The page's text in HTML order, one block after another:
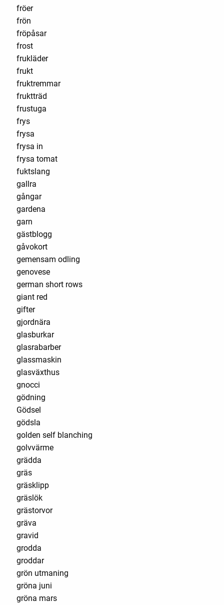
fröer
frön
fröpåsar
frost
frukläder
frukt
fruktremmar
fruktträd
frustuga
frys
frysa
frysa in
frysa tomat
fuktslang
gallra
gångar
gardena
garn
gästblogg
gåvokort
gemensam odling
genovese
german short rows
giant red
gifter
gjordnära
glasburkar
glasrabarber
glassmaskin
glasväxthus
gnocci
gödning
Gödsel
gödsla
golden self blanching
golvvärme
grädda
gräs
gräsklipp
gräslök
grästorvor
gräva
gravid
grodda
groddar
grön utmaning
gröna juni
gröna mars